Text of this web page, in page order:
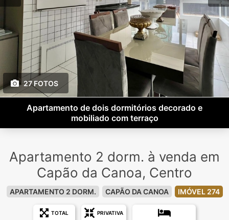
27 FOTOS
Apartamento de dois dormitórios decorado e
mobiliado com terraço
Apartamento 2 dorm. à venda em
Capão da Canoa, Centro
APARTAMENTO 2 DORM. CAPÃO DA CANOA IMÓVEL 274
TOTAL PRIVATIVA